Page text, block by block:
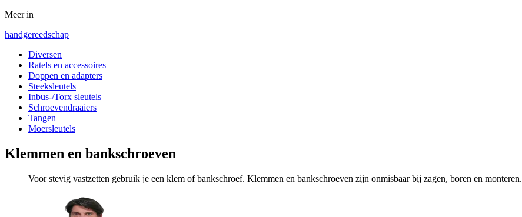
Meer in
handgereedschap
Diversen
Ratels en accessoires
Doppen en adapters
Steeksleutels
Inbus-/Torx sleutels
Schroevendraaiers
Tangen
Moersleutels
Klemmen en bankschroeven
Voor stevig vastzetten gebruik je een klem of bankschroef. Klemmen en bankschroeven zijn onmisbaar bij zagen, boren en monteren.